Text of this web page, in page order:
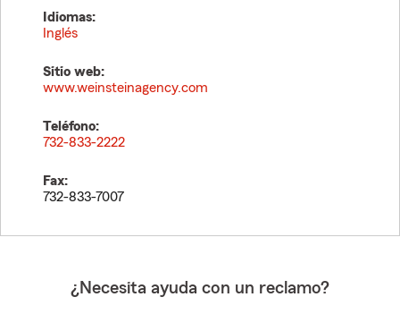
Idiomas:
Inglés
Sitio web:
www.weinsteinagency.com
Teléfono:
732-833-2222
Fax:
732-833-7007
¿Necesita ayuda con un reclamo?